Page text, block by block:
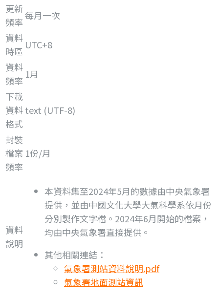
更新
頻率
每月一次
資料
時區
UTC+8
資料
頻率
1月
下載
資料
格式
text (UTF-8)
封裝
檔案
頻率
1份/月
資料
說明
本資料集至2024年5月的數據由中央氣象署
提供，並由中國文化大學大氣科學系依月份
分別製作文字檔。2024年6月開始的檔案，
均由中央氣象署直接提供。
其他相關連結：
氣象署測站資料說明.pdf
氣象署地面測站資訊